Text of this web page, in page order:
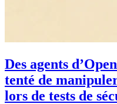
Des agents
tenté de
lors de tests de